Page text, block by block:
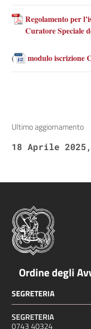
Regolamento per
Curatore Speciale
( modulo iscrizione
Ultimo aggiornamento
18 Aprile
Ordine degli
SEGRETERIA
SEGRETERIA
0743 40324